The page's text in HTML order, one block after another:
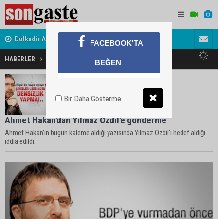
Dulkadir Ailesinin Mutlu Günü
Gölbaşı Esnafının Sesi Ankara Kalkınma Ajansı'nda Avukat
akını
HABERLER Ahmet Hakan Haberleri
Ahmet Hakan'dan Yılmaz Özdil'e gönderme
Ahmet Hakan'ın bugün kaleme aldığı yazısında Yılmaz Özdil'i hedef aldığı
iddia edildi.
FACEBOOK'TA
BEĞEN
Bir Daha Gösterme